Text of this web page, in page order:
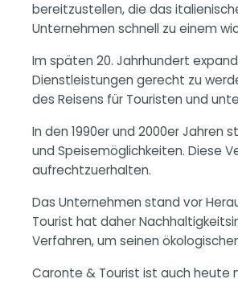
bereitzustellen, die das
Unternehmen schnell zu einem
Im späten 20. Jahrhundert
Dienstleistungen gerecht zu
des Reisens für Touristen und
In den 1990er und 2000er
und Speisemöglichkeiten. Diese
aufrechtzuerhalten.
Das Unternehmen stand vor
Tourist hat daher
Verfahren, um seinen
Caronte & Tourist ist auch heute